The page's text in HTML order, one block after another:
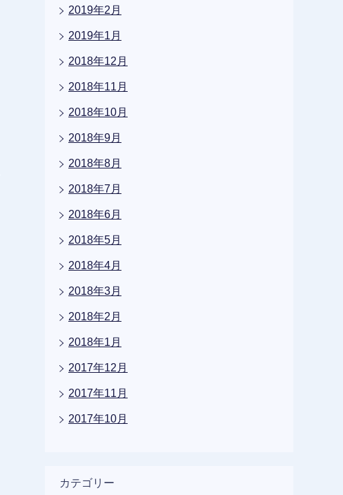
2019年2月
2019年1月
2018年12月
2018年11月
2018年10月
2018年9月
2018年8月
2018年7月
2018年6月
2018年5月
2018年4月
2018年3月
2018年2月
2018年1月
2017年12月
2017年11月
2017年10月
カテゴリー